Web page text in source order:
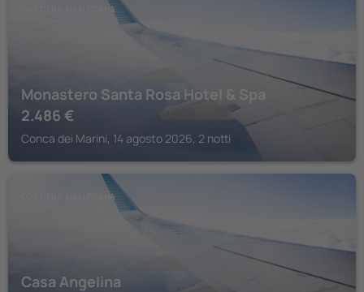
COSTIERA AMALFITANA
Monastero Santa Rosa Hotel & Spa
2.486 €
Conca dei Marini, 14 agosto 2026, 2 notti
COSTIERA AMALFITANA
Casa Angelina